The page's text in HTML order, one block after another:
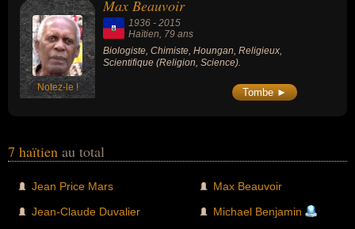
Notez-le !
Max Beauvoir
1936 - 2015
Haïtien, 79 ans
Biologiste, Chimiste, Houngan, Religieux,
Scientifique (Religion, Science).
Tombe ►
7 haïtien au total
Jean Price Mars
Jean-Claude Duvalier
Max Beauvoir
Michael Benjamin